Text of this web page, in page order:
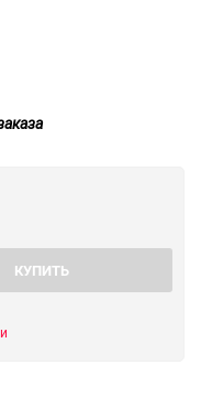
КУПИТЬ